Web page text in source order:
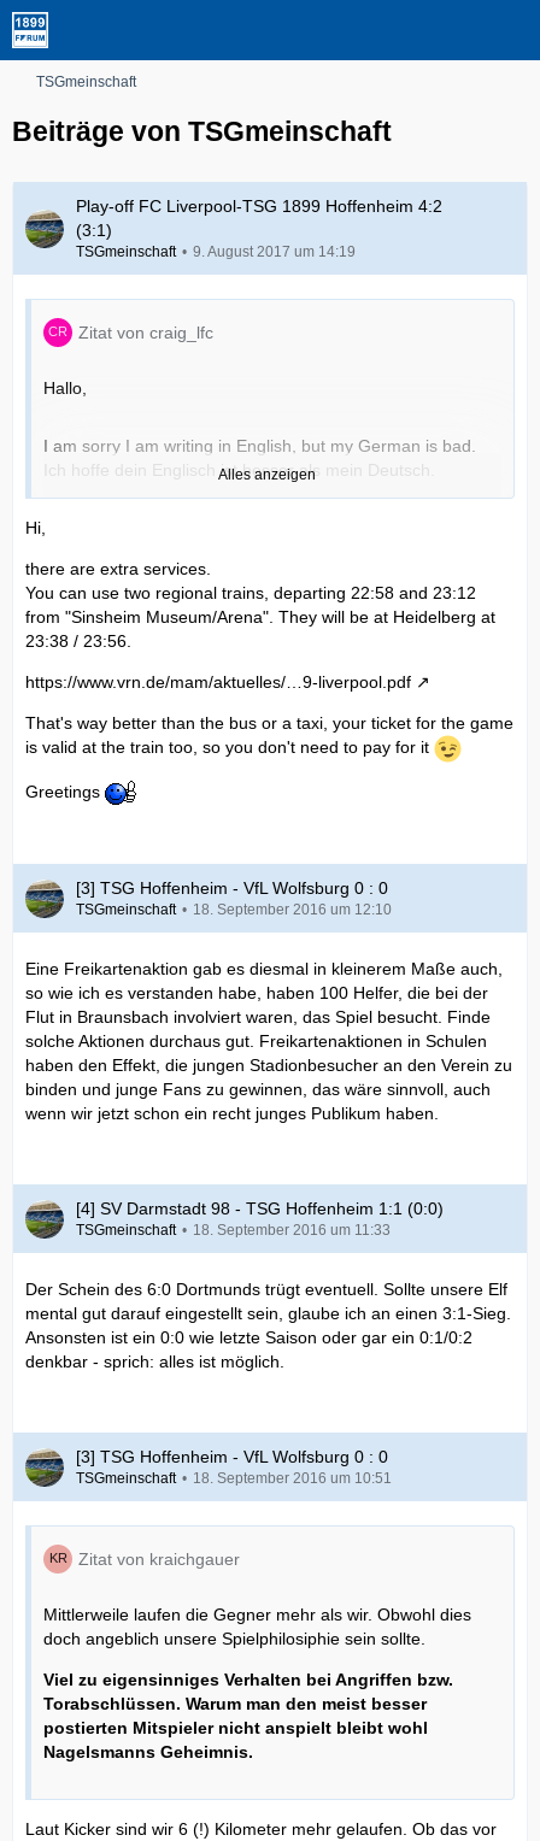
TSGmeinschaft
Beiträge von TSGmeinschaft
Play-off FC Liverpool-TSG 1899 Hoffenheim 4:2
(3:1)
TSGmeinschaft 9. August 2017 um 14:19
Zitat von craig_lfc
Hallo,
I am sorry I am writing in English, but my German is bad.
Ich hoffe dein Englisch ist besser als mein Deutsch.
please?
We are staying in Heidelberg and was looking for options to
22:47. Then after there is only a bus from Sinsheim Hbf at
after the game? I was worried if we have to get the bus, it
may be full. And if we do not make the bus, how much
would we expect to pay in a taxi?
If you have any questions about the game in Liverpool for
As some one says above, tickets for the game in Liverpool
will be difficult to get in the home section. You need a
members card and also need previous purchase history for
ticket in the Hoffenheim section.
Good luck for the tie and for the season ahead.
Maybe I will see some of you in a bar and enjoy a beer.
Alles anzeigen
Hi,
there are extra services.
You can use two regional trains, departing 22:58 and 23:12
from "Sinsheim Museum/Arena". They will be at Heidelberg at
23:38 / 23:56.
https://www.vrn.de/mam/aktuelles/…9-liverpool.pdf
That's way better than the bus or a taxi, your ticket for the game
is valid at the train too, so you don't need to pay for it
Greetings
[3] TSG Hoffenheim - VfL Wolfsburg 0 : 0
TSGmeinschaft 18. September 2016 um 12:10
Eine Freikartenaktion gab es diesmal in kleinerem Maße auch,
so wie ich es verstanden habe, haben 100 Helfer, die bei der
Flut in Braunsbach involviert waren, das Spiel besucht. Finde
solche Aktionen durchaus gut. Freikartenaktionen in Schulen
haben den Effekt, die jungen Stadionbesucher an den Verein zu
binden und junge Fans zu gewinnen, das wäre sinnvoll, auch
wenn wir jetzt schon ein recht junges Publikum haben.
[4] SV Darmstadt 98 - TSG Hoffenheim 1:1 (0:0)
TSGmeinschaft 18. September 2016 um 11:33
Der Schein des 6:0 Dortmunds trügt eventuell. Sollte unsere Elf
mental gut darauf eingestellt sein, glaube ich an einen 3:1-Sieg.
Ansonsten ist ein 0:0 wie letzte Saison oder gar ein 0:1/0:2
denkbar - sprich: alles ist möglich.
[3] TSG Hoffenheim - VfL Wolfsburg 0 : 0
TSGmeinschaft 18. September 2016 um 10:51
Zitat von kraichgauer
Mittlerweile laufen die Gegner mehr als wir. Obwohl dies
doch angeblich unsere Spielphilosiphie sein sollte.
Viel zu eigensinniges Verhalten bei Angriffen bzw.
Torabschlüssen. Warum man den meist besser
postierten Mitspieler nicht anspielt bleibt wohl
Nagelsmanns Geheimnis.
Laut Kicker sind wir 6 (!) Kilometer mehr gelaufen. Ob das vor